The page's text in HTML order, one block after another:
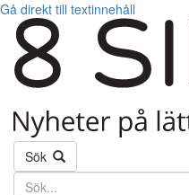
Gå direkt till textinnehåll
Sök
Söktext